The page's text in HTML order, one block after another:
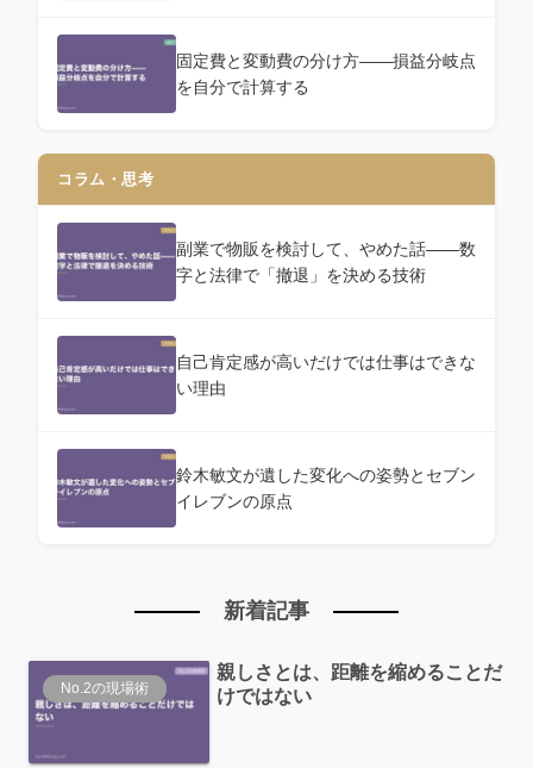
固定費と変動費の分け方——損益分岐点
を自分で計算する
コラム・思考
副業で物販を検討して、やめた話——数
字と法律で「撤退」を決める技術
自己肯定感が高いだけでは仕事はできな
い理由
鈴木敏文が遺した変化への姿勢とセブン
イレブンの原点
新着記事
No.2の現場術
親しさとは、距離を縮めることだ
けではない